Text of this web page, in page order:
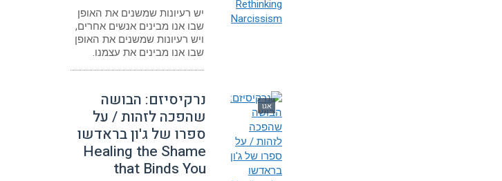
יש רעיונות שמשנים את האופן
שבו אנו מבינים אנשים אחרים,
ויש רעיונות שמשנים את האופן
שבו אנו מבינים את עצמנו.
אגו
נרקיסיזם: הבושה
שהפכה לזהות / על
ספרו של ג'ון בראדשו
Healing the Shame
that Binds You